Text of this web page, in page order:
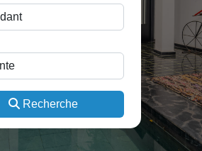
Recherche